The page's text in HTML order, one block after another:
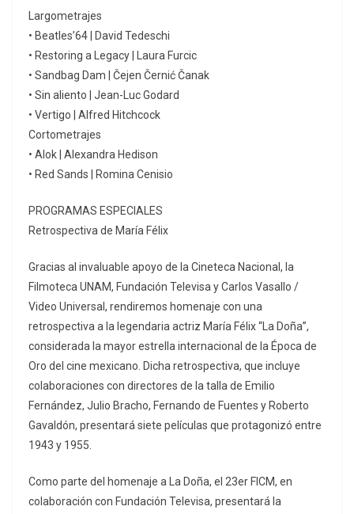
Largometrajes
• Beatles’64 | David Tedeschi
• Restoring a Legacy | Laura Furcic
• Sandbag Dam | Čejen Černić Čanak
• Sin aliento | Jean-Luc Godard
• Vertigo | Alfred Hitchcock
Cortometrajes
• Alok | Alexandra Hedison
• Red Sands | Romina Cenisio
PROGRAMAS ESPECIALES
Retrospectiva de María Félix
Gracias al invaluable apoyo de la Cineteca Nacional, la
Filmoteca UNAM, Fundación Televisa y Carlos Vasallo /
Video Universal, rendiremos homenaje con una
retrospectiva a la legendaria actriz María Félix “La Doña”,
considerada la mayor estrella internacional de la Época de
Oro del cine mexicano. Dicha retrospectiva, que incluye
colaboraciones con directores de la talla de Emilio
Fernández, Julio Bracho, Fernando de Fuentes y Roberto
Gavaldón, presentará siete películas que protagonizó entre
1943 y 1955.
Como parte del homenaje a La Doña, el 23er FICM, en
colaboración con Fundación Televisa, presentará la